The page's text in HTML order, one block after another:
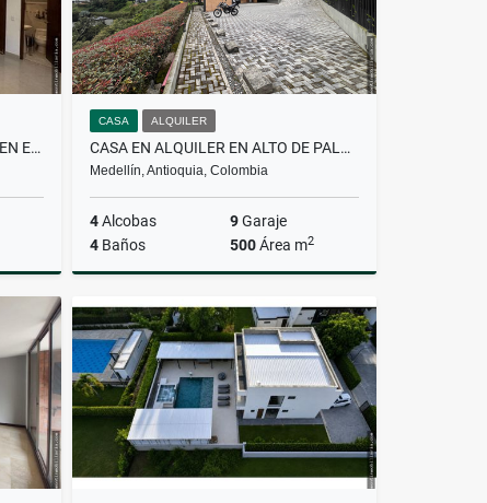
CASA AMOBLADA EN ALQUILER EN EL POBLADO
CASA ALQUILER
CASA EN ALQUILER EN ALTO DE PALMAS
Medellín, Antioquia, Colombia
4Alcobas 9Garaje
4 Baños 500Área m2
Alquiler
$34.000.000